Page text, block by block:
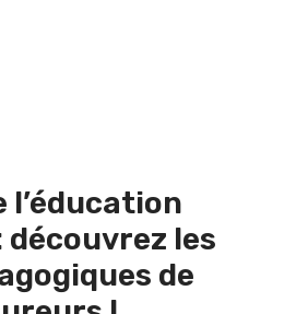
l’éducation
les
de